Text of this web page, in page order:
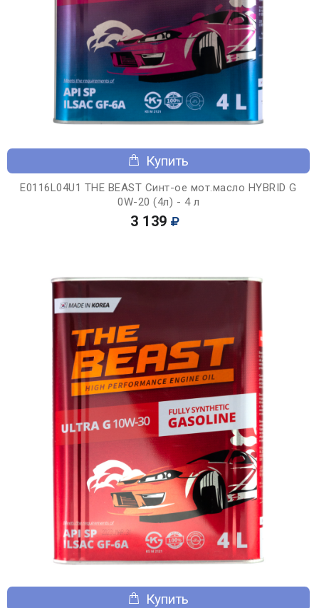
Купить
E0116L04U1 THE BEAST Синт-ое мот.масло HYBRID G
0W-20 (4л) - 4 л
3 139
Купить